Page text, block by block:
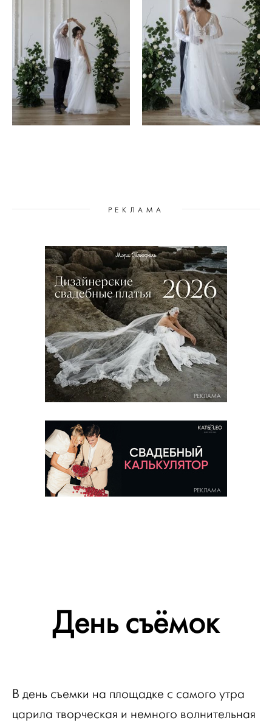
РЕКЛАМА
РЕКЛАМА
РЕКЛАМА
День съёмок
В день съемки на площадке с самого утра
царила творческая и немного волнительная